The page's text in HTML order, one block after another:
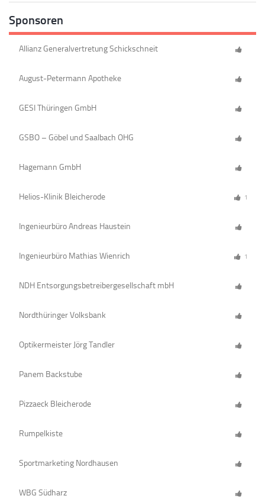
Sponsoren
Allianz Generalvertretung Schickschneit
August-Petermann Apotheke
GESI Thüringen GmbH
GSBO – Göbel und Saalbach OHG
Hagemann GmbH
Helios-Klinik Bleicherode 1
Ingenieurbüro Andreas Haustein
Ingenieurbüro Mathias Wienrich 1
NDH Entsorgungsbetreibergesellschaft mbH
Nordthüringer Volksbank
Optikermeister Jörg Tandler
Panem Backstube
Pizzaeck Bleicherode
Rumpelkiste
Sportmarketing Nordhausen
WBG Südharz